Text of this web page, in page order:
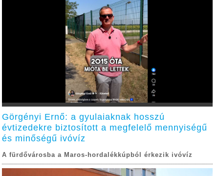
Görgényi Ernő: a gyulaiaknak hosszú
évtizedekre biztosított a megfelelő mennyiségű
és minőségű ivóvíz
A fürdővárosba a Maros-hordalékkúpból érkezik ivóvíz